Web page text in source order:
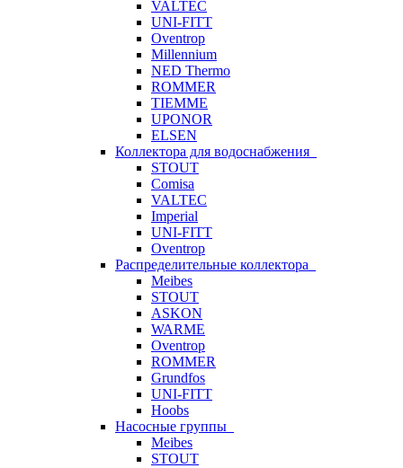
VALTEC
UNI-FITT
Oventrop
Millennium
NED Thermo
ROMMER
TIEMME
UPONOR
ELSEN
Коллектора для водоснабжения
STOUT
Comisa
VALTEC
Imperial
UNI-FITT
Oventrop
Распределительные коллектора
Meibes
STOUT
ASKON
WARME
Oventrop
ROMMER
Grundfos
UNI-FITT
Hoobs
Насосные группы
Meibes
STOUT